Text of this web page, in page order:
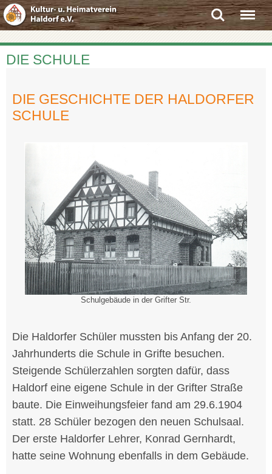
SearchMenu
DIE SCHULE
DIE GESCHICHTE DER HALDORFER
SCHULE
Schulgebäude in der Grifter Str.
Die Haldorfer Schüler mussten bis Anfang der 20.
Jahrhunderts die Schule in Grifte besuchen.
Steigende Schülerzahlen sorgten dafür, dass
Haldorf eine eigene Schule in der Grifter Straße
baute. Die Einweihungsfeier fand am 29.6.1904
statt. 28 Schüler bezogen den neuen Schulsaal.
Der erste Haldorfer Lehrer, Konrad Gernhardt,
hatte seine Wohnung ebenfalls in dem Gebäude.